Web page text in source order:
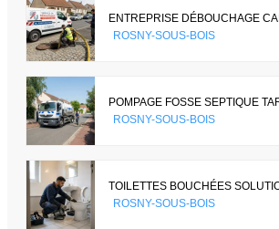
ENTREPRISE DÉBOUCHAGE
ROSNY-SOUS-BOIS
POMPAGE FOSSE SEPTIQUE
ROSNY-SOUS-BOIS
TOILETTES BOUCHÉES
ROSNY-SOUS-BOIS